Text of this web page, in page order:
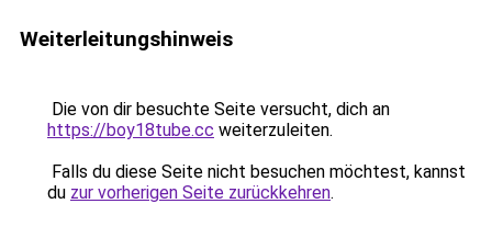
Weiterleitungshinweis
Die von dir besuchte Seite versucht, dich an
https://boy18tube.cc weiterzuleiten.
Falls du diese Seite nicht besuchen möchtest, kannst
du zur vorherigen Seite zurückkehren.